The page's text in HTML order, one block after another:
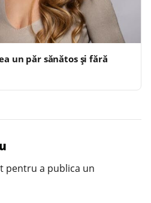
un păr sănătos și fără
pentru a publica un